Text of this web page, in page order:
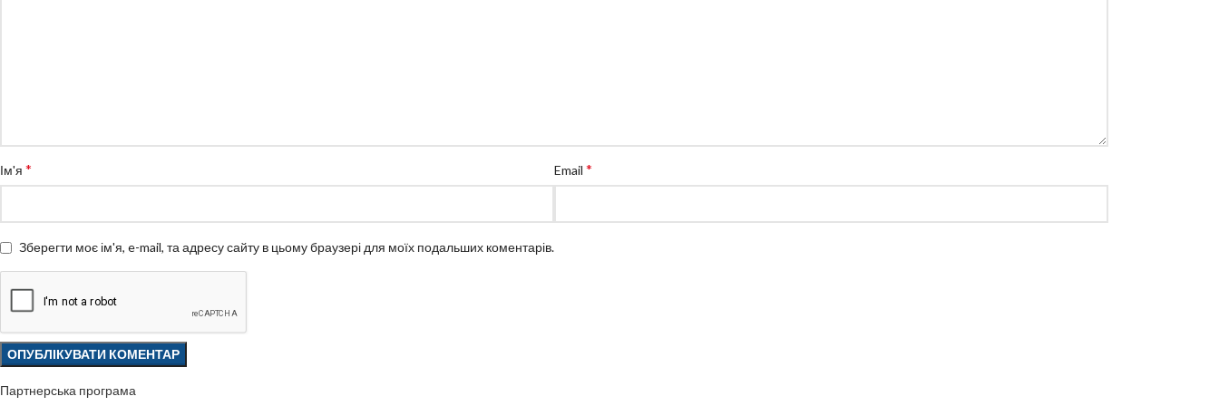
Ім'я * Email *
Зберегти моє ім'я, e-mail, та адресу сайту в цьому браузері для моїх подальших коментарів.
Партнерська програма